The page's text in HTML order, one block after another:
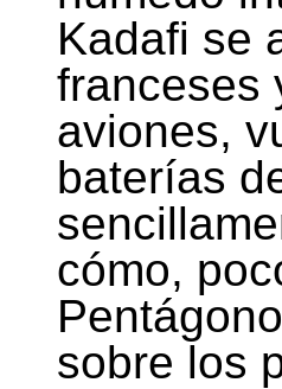
Kadafi se
franceses
aviones,
baterías
cómo,
sobre los